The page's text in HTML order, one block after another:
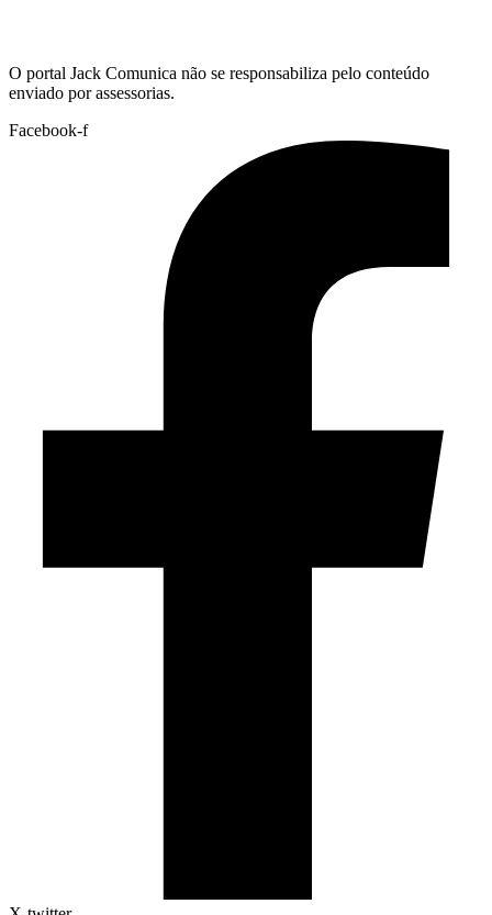
O portal Jack Comunica não se responsabiliza pelo conteúdo
enviado por assessorias.
Facebook-f